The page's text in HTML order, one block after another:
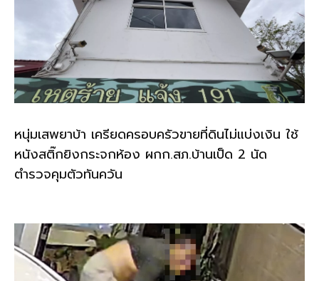
หนุ่มเสพยาบ้า เครียดครอบครัวขายที่ดินไม่แบ่งเงิน ใช้
หนังสติ๊กยิงกระจกห้อง ผกก.สภ.บ้านเป็ด 2 นัด
ตำรวจคุมตัวทันควัน